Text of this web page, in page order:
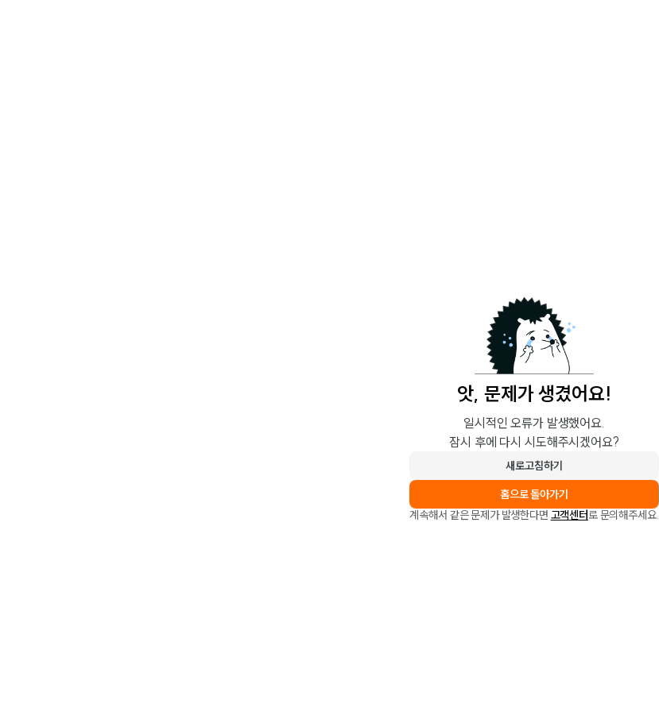
앗, 문제가 생겼어요!
일시적인 오류가 발생했어요.
잠시 후에 다시 시도해주시겠어요?
새로고침하기
홈으로 돌아가기
계속해서 같은 문제가 발생한다면 고객센터로 문의해주세요.